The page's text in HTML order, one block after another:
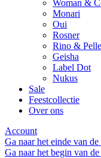
Woman &
Monari
Oui
Rosner
Rino & Pelle
Geisha
Label Dot
Nukus
Sale
Feestcollectie
Over ons
Account
Ga naar het einde van
Ga naar het begin van